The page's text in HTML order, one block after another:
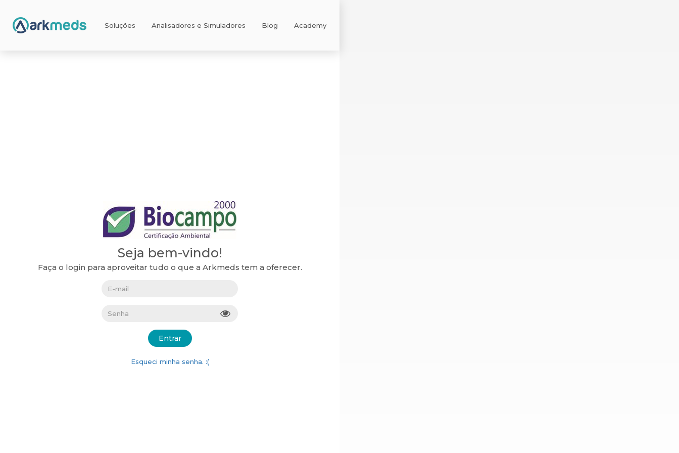
Soluções Analisadores e Simuladores Blog Academy
Seja bem-vindo!
Faça o login para aproveitar tudo o que a Arkmeds tem a oferecer.
Entrar
Esqueci minha senha. :(